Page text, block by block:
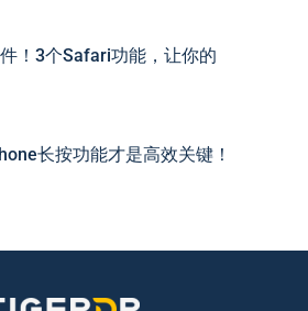
！3个Safari功能，让你的
长按功能才是高效关键！